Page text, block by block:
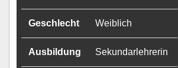
Geschlecht Weiblich
Ausbildung Sekundarlehrerin